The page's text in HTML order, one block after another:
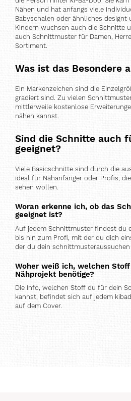
Nähen und hat anfangs viele
Babyschalen oder ähnliches designt
Kindern wuchsen auch die Schnitte
auch Schnittmuster für Damen,
Sortiment.
Was ist das Besondere
Ein Markenzeichen sind die
gradiert sind. Zu vielen
mittlerweile kostenlose
nähen kannst.
Sind die Schnitte auch
geeignet?
Viele Basicschnitte sind durch die
ideal für Nähanfänger oder Profis,
sehen wollen.
Woran erkenne ich, ob das
geeignet ist?
Auf jedem Schnittmuster findest du
bis hin zum Profi, mit der du dich
der du dein schnittmusteraussuchen
Woher weiß ich, welchen
Nähprojekt benötige?
Die Info, welchen Stoff du für dein
kannst, befindet sich auf jedem
auf dem Cover.